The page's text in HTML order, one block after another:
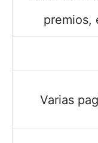
premios,
Varias